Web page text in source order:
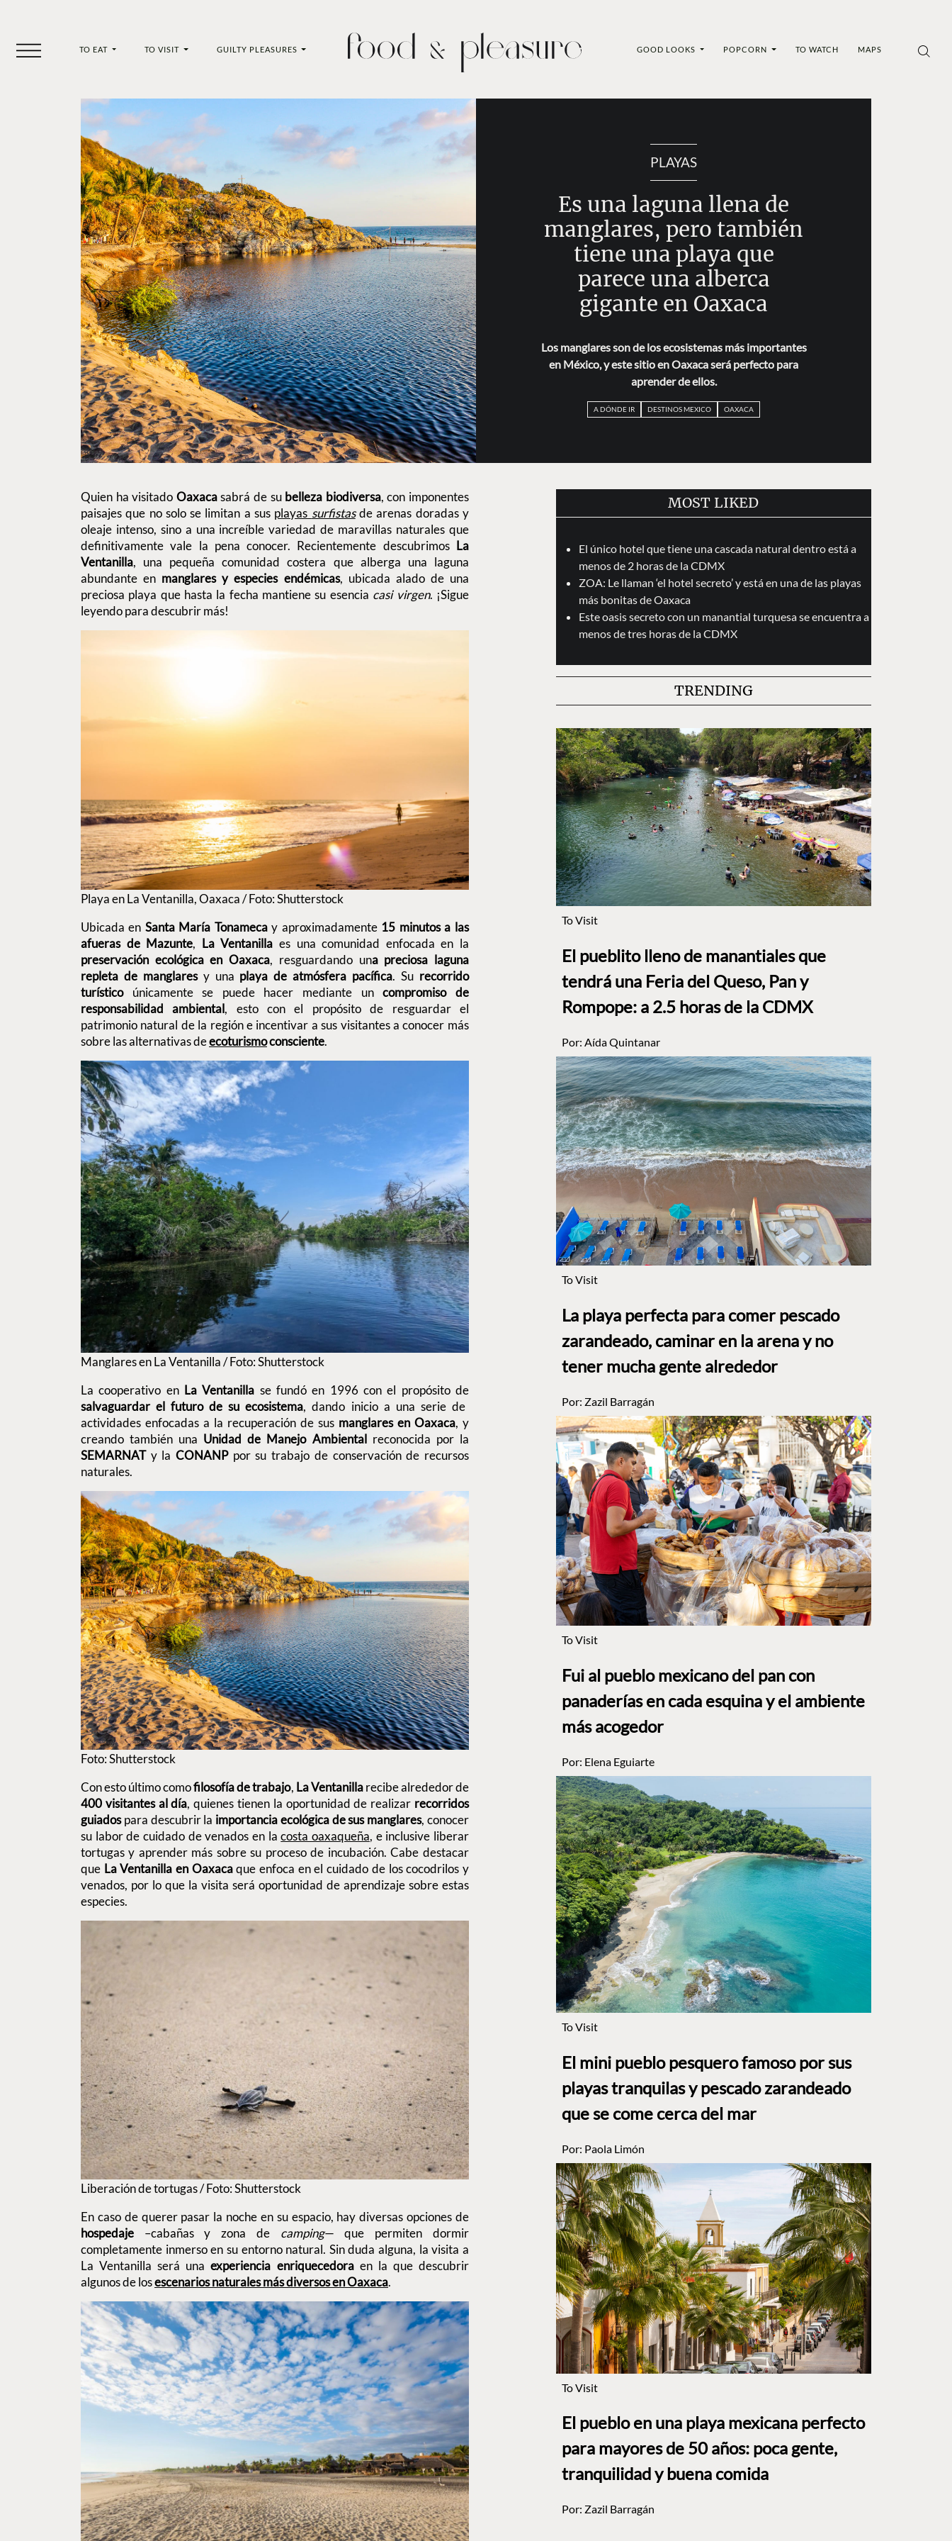
TO EAT TO VISIT GUILTY PLEASURES GOOD LOOKS POPCORN TO WATCH MAPS
PLAYAS
Es una laguna llena de
manglares, pero también
tiene una playa que
parece una alberca
gigante en Oaxaca
Los manglares son de los ecosistemas más importantes
en México, y este sitio en Oaxaca será perfecto para
aprender de ellos.
A DÓNDE IR DESTINOS MEXICO OAXACA
Quien ha visitado Oaxacasabrá de subelleza biodiversa, con imponentes
paisajes que no solo se limitan a sus playas surfistas de arenas doradas y
oleaje intenso, sino a una increíble variedad de maravillas naturales que
definitivamente vale la pena conocer. Recientemente descubrimos La
Ventanilla, una pequeña comunidad costera que alberga una laguna
abundante en manglares y especies endémicas, ubicada alado de una
preciosa playa que hasta la fecha mantiene su esencia casi virgen. ¡Sigue
leyendo para descubrir más!
Playa en La Ventanilla, Oaxaca / Foto: Shutterstock
Ubicada en Santa María Tonamecay aproximadamente 15 minutos a las
afueras de Mazunte, La Ventanilla es una comunidad enfocada en la
preservación ecológica en Oaxaca, resguardando una preciosa laguna
repleta de manglaresy una playa de atmósfera pacífica. Su recorrido
turísticoúnicamente se puede hacer mediante uncompromiso de
responsabilidad ambiental, esto con el propósito de resguardar el
patrimonio natural de la región e incentivar a sus visitantes a conocer más
sobre las alternativas deecoturismoconsciente.
Manglares en La Ventanilla / Foto: Shutterstock
La cooperativo en La Ventanilla se fundó en 1996 con el propósito de
salvaguardar el futuro de su ecosistema, dando inicio a una serie de
actividades enfocadas a la recuperación de susmanglares en Oaxaca, y
creando también una Unidad de Manejo Ambiental reconocida por la
SEMARNATy laCONANPpor su trabajo de conservación de recursos
naturales.
Foto: Shutterstock
Con esto último comofilosofía de trabajo, La Ventanillarecibe alrededor de
400 visitantes al día, quienes tienen la oportunidad de realizar recorridos
guiadospara descubrir la importancia ecológica de sus manglares, conocer
su labor de cuidado de venados en lacosta oaxaqueña, e inclusive liberar
tortugas y aprender más sobre su proceso de incubación. Cabe destacar
que La Ventanilla en Oaxacaque enfoca en el cuidado de los cocodrilos y
venados, por lo que la visita será oportunidad de aprendizaje sobre estas
especies.
Liberación de tortugas / Foto: Shutterstock
En caso de querer pasar la noche en su espacio, hay diversas opciones de
hospedaje –cabañas y zona de camping— que permiten dormir
completamente inmerso en su entorno natural. Sin duda alguna, la visita a
La Ventanilla será unaexperiencia enriquecedoraen la que descubrir
algunos de losescenarios naturales más diversos en Oaxaca.
MOST LIKED
El único hotel que tiene una cascada natural dentro está a
menos de 2 horas de la CDMX
ZOA: Le llaman ‘el hotel secreto’ y está en una de las playas
más bonitas de Oaxaca
Este oasis secreto con un manantial turquesa se encuentra a
menos de tres horas de la CDMX
TRENDING
To Visit
El pueblito lleno de manantiales que
tendrá una Feria del Queso, Pan y
Rompope: a 2.5 horas de la CDMX
Por: Aída Quintanar
To Visit
La playa perfecta para comer pescado
zarandeado, caminar en la arena y no
tener mucha gente alrededor
Por: Zazil Barragán
To Visit
Fui al pueblo mexicano del pan con
panaderías en cada esquina y el ambiente
más acogedor
Por: Elena Eguiarte
To Visit
El mini pueblo pesquero famoso por sus
playas tranquilas y pescado zarandeado
que se come cerca del mar
Por: Paola Limón
To Visit
El pueblo en una playa mexicana perfecto
para mayores de 50 años: poca gente,
tranquilidad y buena comida
Por: Zazil Barragán